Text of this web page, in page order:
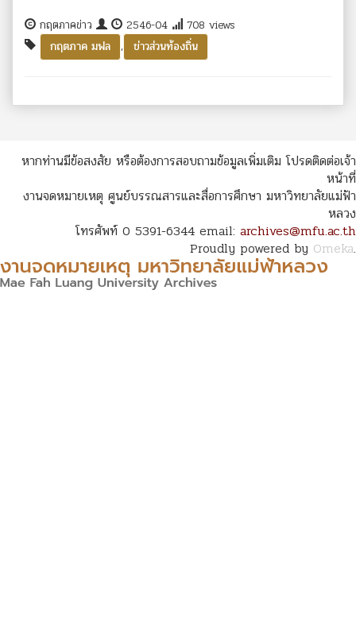
กฤตภาคข่าว 2546-04
708 views
กฤตภาค มฟล
, ข่าวส่วนท้องถิ่น
หากท่านมีข้อสงสัย หรือต้องการสอบถามข้อมูลเพิ่มเติม โปรดติดต่อเจ้า
หน้าที่
งานจดหมายเหตุ ศูนย์บรรณสารและสื่อการศึกษา มหาวิทยาลัยแม่ฟ้า
หลวง
โทรศัพท์ 0 5391-6344 email: archives@mfu.ac.th
Proudly powered by Omeka.